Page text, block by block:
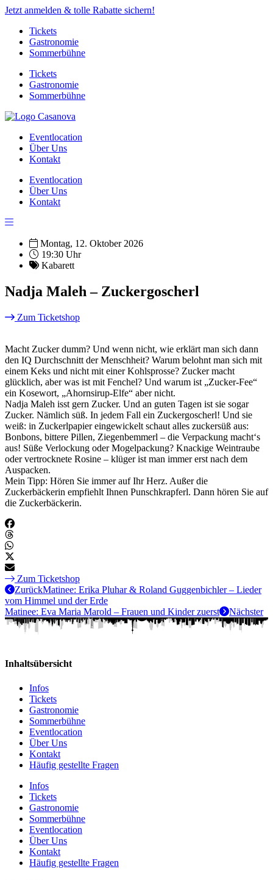
Jetzt anmelden & tolle Rabatte sichern!
Tickets
Gastronomie
Sommerbühne
Tickets
Gastronomie
Sommerbühne
Eventlocation
Über Uns
Kontakt
Eventlocation
Über Uns
Kontakt
Montag, 12. Oktober 2026
19:30 Uhr
Kabarett
Nadja Maleh – Zuckergoscherl
Zum Ticketshop
Macht Zucker dumm? Und wenn nicht, wie erklärt man sich dann
den IQ Durchschnitt der Menschheit? Warum belohnt man sich mit
einem Keks und nicht mit einer Kohlsprosse? Zucker macht
glücklich, aber was ist mit Fenchel? Und warum ist „Zucker-Fee“
ein Kosewort, „Ahornsirup-Elfe“ aber nicht.
Nadja Maleh isst gern Zucker. Und an guten Tagen ist sie sogar
Zucker. Nämlich süß. In jedem Fall ein Zuckergoscherl! Und sie
weiß: in Zuckerlpapier eingewickelt schaut alles zuckersüß aus:
Bonbons, bittere Pillen, Ziegenbemmerl – die Verpackung macht‘s
aus! Süße Verlockung oder Mogelpackung? Knackige Weintraube
oder vertrocknete Rosine – klüger ist man immer erst nach dem
Auspacken.
Mein Tipp: Hören Sie immer auf Ihr Herz. Außer die
Zuckerbäckerin empfiehlt Ihnen Punschkrapferl. Dann hören Sie auf
die Zuckerbäckerin.
Zum Ticketshop
ZurückMatinee: Erika Pluhar & Roland Guggenbichler – Lieder
vom Himmel und der Erde
Matinee: Eva Maria Marold – Frauen und Kinder zuerst
Nächster
Inhaltsübersicht
Infos
Tickets
Gastronomie
Sommerbühne
Eventlocation
Über Uns
Kontakt
Häufig gestellte Fragen
Infos
Tickets
Gastronomie
Sommerbühne
Eventlocation
Über Uns
Kontakt
Häufig gestellte Fragen